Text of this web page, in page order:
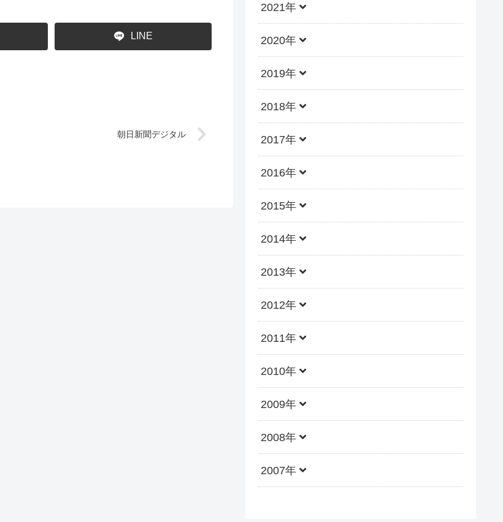
LINE
朝日新聞デジタル
2021年
2020年
2019年
2018年
2017年
2016年
2015年
2014年
2013年
2012年
2011年
2010年
2009年
2008年
2007年